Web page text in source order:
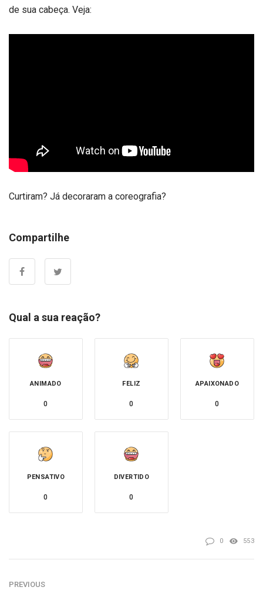
de sua cabeça. Veja:
Curtiram? Já decoraram a coreografia?
Compartilhe
Qual a sua reação?
ANIMADO
0
FELIZ
0
APAIXONADO
0
PENSATIVO
0
DIVERTIDO
0
0 553
PREVIOUS